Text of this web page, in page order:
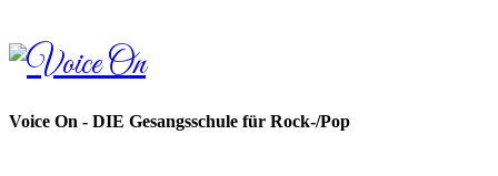
Voice
On
Voice On - DIE Gesangsschule für Rock-/Pop